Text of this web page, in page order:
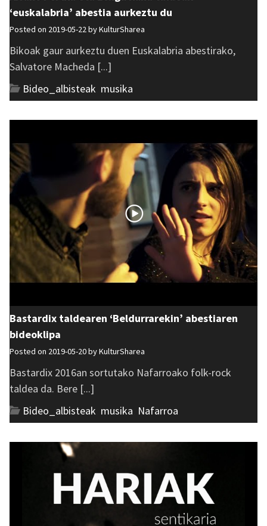
‘euskalabria’ abestia aurkeztu du
Posted on 2019-05-22 byKulturSharea
Bikoak gaur aurkeztu duen Euskalabria abestirako,
Salvatore Macheda [...]
Bideo_albisteak musika
Bastardix taldearen ‘Beldurrarekin’ abestiaren
bideoklipa
Posted on 2019-05-20 byKulturSharea
Bastardix 2016an sortutako Nafarroako folk-rock
taldea da. Bere [...]
Bideo_albisteak musika Nafarroa